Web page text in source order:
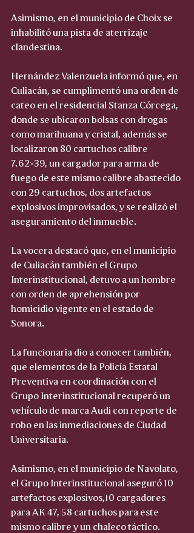
Asimismo, en el municipio de Choix se
inhabilitó una pista de aterrizaje
clandestina.
Hernández Valenzuela informó que, en
Culiacán, se cumplimentó una orden de
cateo en el residencial Stanza Córcega,
donde se ubicaron bolsas con drogas
como marihuana y cristal, además se
localizaron 80 cartuchos calibre
7.62×39, un cargador para arma de
fuego de este mismo calibre abastecido
con 29 cartuchos, dos artefactos
explosivos improvisados, y se realizó el
aseguramiento del inmueble.
La vocera destacó que, en el municipio
de Culiacán también el Grupo
Interinstitucional, detuvo a un hombre
con orden de aprehensión por
homicidio vigente en el estado de
Sonora.
La funcionaria dio a conocer también,
que elementos de la Policía Estatal
Preventiva en coordinación con el
Grupo Interinstitucional recuperó un
vehículo de marca Audi con reporte de
robo en las inmediaciones de Ciudad
Universitaria.
Asimismo, en el municipio de Navolato,
el Grupo Interinstitucional aseguró 10
artefactos explosivos,10 cargadores
para AK 47, 58 cartuchos para este
mismo calibre y un chaleco táctico.